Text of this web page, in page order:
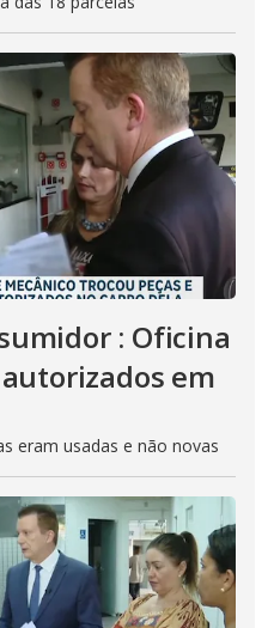
: Oficina
em
eram usadas e não novas